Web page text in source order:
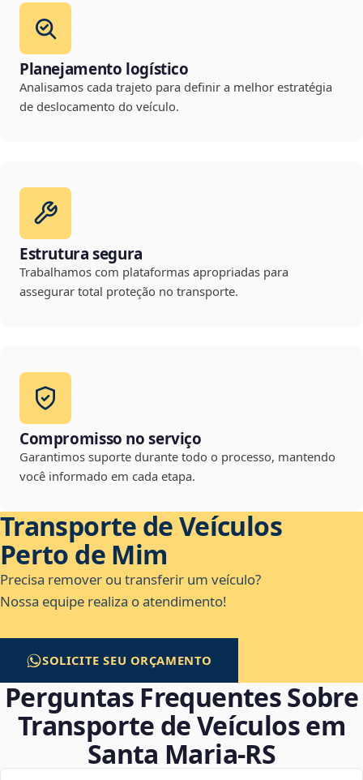
Planejamento logístico
Analisamos cada trajeto para definir a melhor estratégia
de deslocamento do veículo.
Estrutura segura
Trabalhamos com plataformas apropriadas para
assegurar total proteção no transporte.
Compromisso no serviço
Garantimos suporte durante todo o processo, mantendo
você informado em cada etapa.
Transporte de Veículos
Perto de Mim
Precisa remover ou transferir um veículo?
Nossa equipe realiza o atendimento!
SOLICITE SEU ORÇAMENTO
Perguntas Frequentes Sobre
Transporte de Veículos em
Santa Maria‑RS